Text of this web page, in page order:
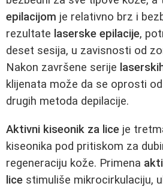
epilacijom je relativno brz i
rezultate laserske epilacije,
deset sesija, u zavisnosti od
Nakon završene serije
klijenata može da se oprosti
drugih metoda depilacije.
Aktivni kiseonik za lice je
kiseonika pod pritiskom za
regeneraciju kože. Primena
lice stimuliše mikrocirkulaciju,